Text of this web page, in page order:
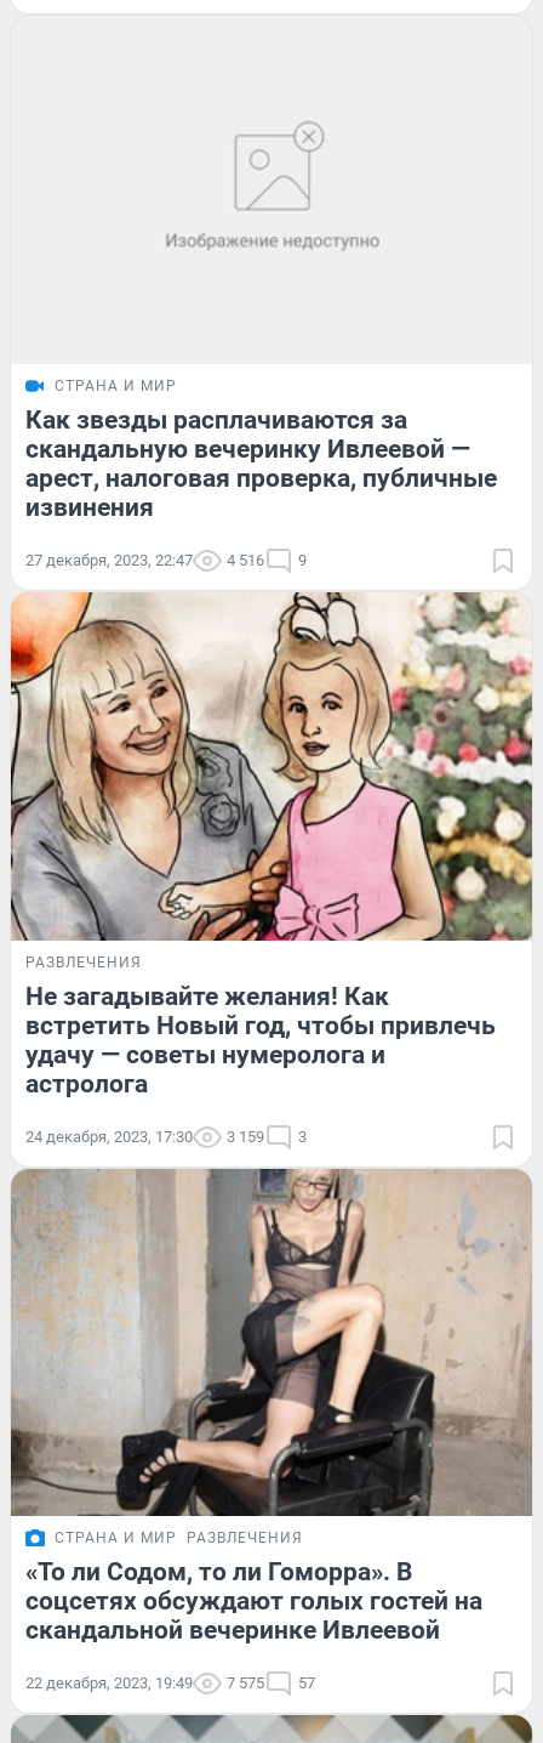
СТРАНА И МИР
Как звезды расплачиваются за
скандальную вечеринку Ивлеевой —
арест, налоговая проверка, публичные
извинения
27 декабря, 2023, 22:47 4 516 9
РАЗВЛЕЧЕНИЯ
Не загадывайте желания! Как
встретить Новый год, чтобы привлечь
удачу — советы нумеролога и
астролога
24 декабря, 2023, 17:30 3 159 3
СТРАНА И МИР РАЗВЛЕЧЕНИЯ
«То ли Содом, то ли Гоморра». В
соцсетях обсуждают голых гостей на
скандальной вечеринке Ивлеевой
22 декабря, 2023, 19:49 7 575 57